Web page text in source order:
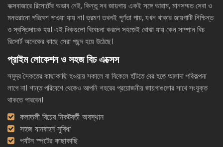
কক্সবাজারে রিসোর্টের অভাব নেই, কিন্তু সব জায়গায় একই সঙ্গে আরাম, মানসম্মত সেবা ও
মনভরানো পরিবেশ পাওয়া যায় না। ভ্রমণ তখনই পূর্ণতা পায়, যখন থাকার জায়গাটি নিশ্চিন্ত
ও স্বস্তিদায়ক হয়। এই দিকগুলো বিবেচনা করলে সহজেই বোঝা যায় কেন সাম্পান বিচ
রিসোর্ট অনেকের কাছে সেরা পছন্দ হয়ে উঠেছে।
প্রাইম লোকেশন ও সহজ বিচ এক্সেস
সমুদ্র সৈকতের কাছাকাছি হওয়ায় সকালে বা বিকেলে হাঁটতে বের হতে আলাদা পরিকল্পনা
লাগে না। শান্ত পরিবেশে থেকেও আপনি শহরের প্রয়োজনীয় জায়গাগুলোর সাথে সংযুক্ত
থাকতে পারবেন।
কলাতলী বিচের নিকটবর্তী অবস্থান
সহজ যানবাহন সুবিধা
পর্যটন স্পটের কাছাকাছি